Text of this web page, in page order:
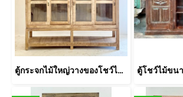
ตู้กระจกไม้ใหญ่วางของโชว์ไม้สักฟอกขาว